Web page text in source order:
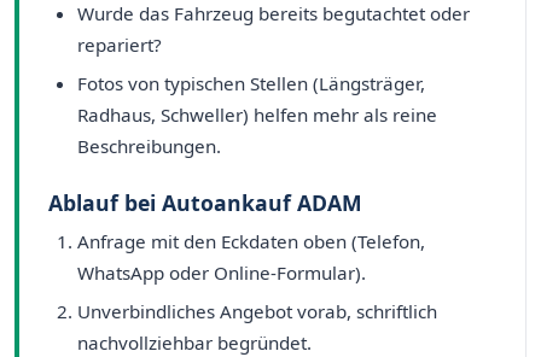
Wurde das Fahrzeug bereits begutachtet oder
repariert?
Fotos von typischen Stellen (Längsträger,
Radhaus, Schweller) helfen mehr als reine
Beschreibungen.
Ablauf bei Autoankauf ADAM
Anfrage mit den Eckdaten oben (Telefon,
WhatsApp oder Online-Formular).
Unverbindliches Angebot vorab, schriftlich
nachvollziehbar begründet.